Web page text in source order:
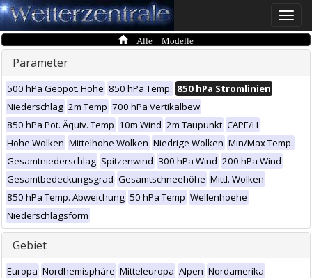
Toggle
Alle Modelle
Parameter
500 hPa Geopot. Höhe 850 hPa Temp. 850 hPa Stromlinien
Niederschlag 2m Temp 700 hPa Vertikalbew
850 hPa Pot. Äquiv. Temp 10m Wind 2m Taupunkt CAPE/LI
Hohe Wolken Mittelhohe Wolken Niedrige Wolken Min/Max Temp.
Gesamtniederschlag Spitzenwind 300 hPa Wind 200 hPa Wind
Gesamtbedeckungsgrad Gesamtschneehöhe Mittl. Wolken
850 hPa Temp. Abweichung 50 hPa Temp Wellenhoehe
Niederschlagsform
Gebiet
Europa Nordhemisphäre Mitteleuropa Alpen Nordamerika